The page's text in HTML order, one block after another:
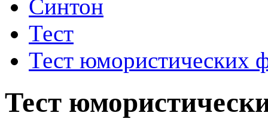
Синтон
Тест
Тест юмористических
Тест